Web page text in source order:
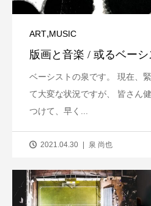
ART,MUSIC
版画と音楽 / 或るベー
ベーシストの泉です。 現在、
て大変な状況ですが、 皆さん
つけて、早く...
2021.04.30 泉 尚也